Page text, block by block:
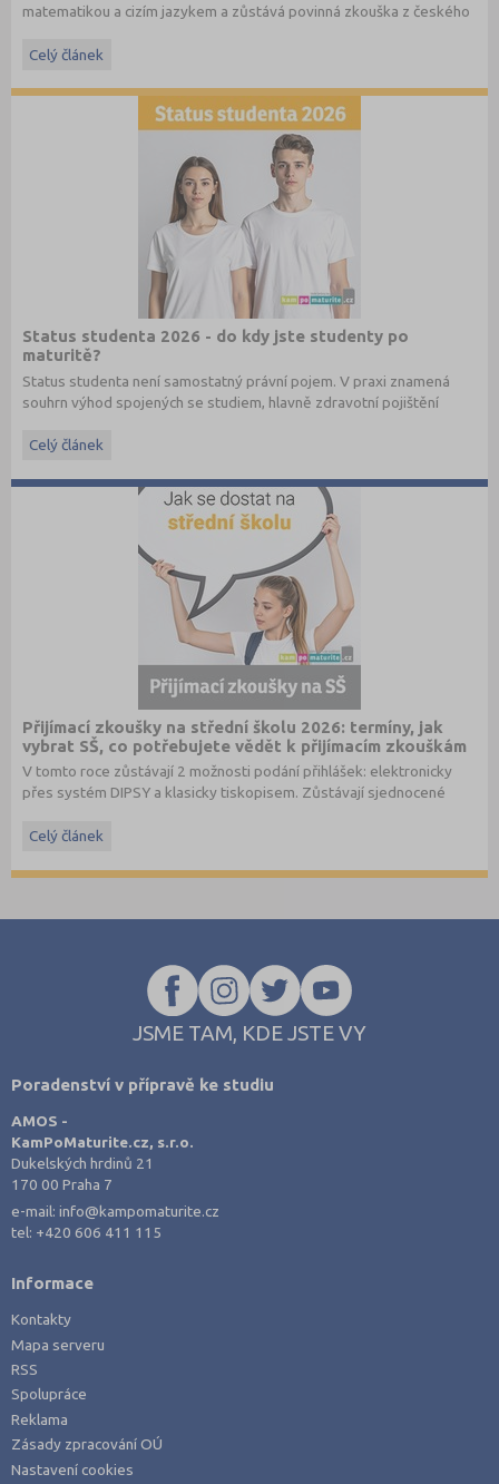
matematikou a cizím jazykem a zůstává povinná zkouška z českého
informacemi.
Celý článek
Status studenta 2026 - do kdy jste studenty po
maturitě?
Status studenta není samostatný právní pojem. V praxi znamená
souhrn výhod spojených se studiem, hlavně zdravotní pojištění
Celý článek
Přijímací zkoušky na střední školu 2026: termíny, jak
vybrat SŠ, co potřebujete vědět k přijímacím zkouškám
V tomto roce zůstávají 2 možnosti podání přihlášek: elektronicky
přes systém DIPSY a klasicky tiskopisem. Zůstávají sjednocené
zkoušky. Stále je možné podat až 3 přihlášky pro maturitní obory
zkouškou v 1. a 2. kole. V systému DIPSY jsou k dispozici informace
naleznete nově také nawww.StredniSkoly.comu jednotlivých škol
studium v nematuritním oboru.
Celý článek
JSME TAM, KDE JSTE VY
Poradenství v přípravě ke studiu
AMOS -
KamPoMaturite.cz, s.r.o.
Dukelských hrdinů 21
170 00 Praha 7
e-mail:info@kampomaturite.cz
tel: +420 606 411 115
Informace
Kontakty
Mapa serveru
RSS
Spolupráce
Reklama
Zásady zpracování OÚ
Nastavení cookies